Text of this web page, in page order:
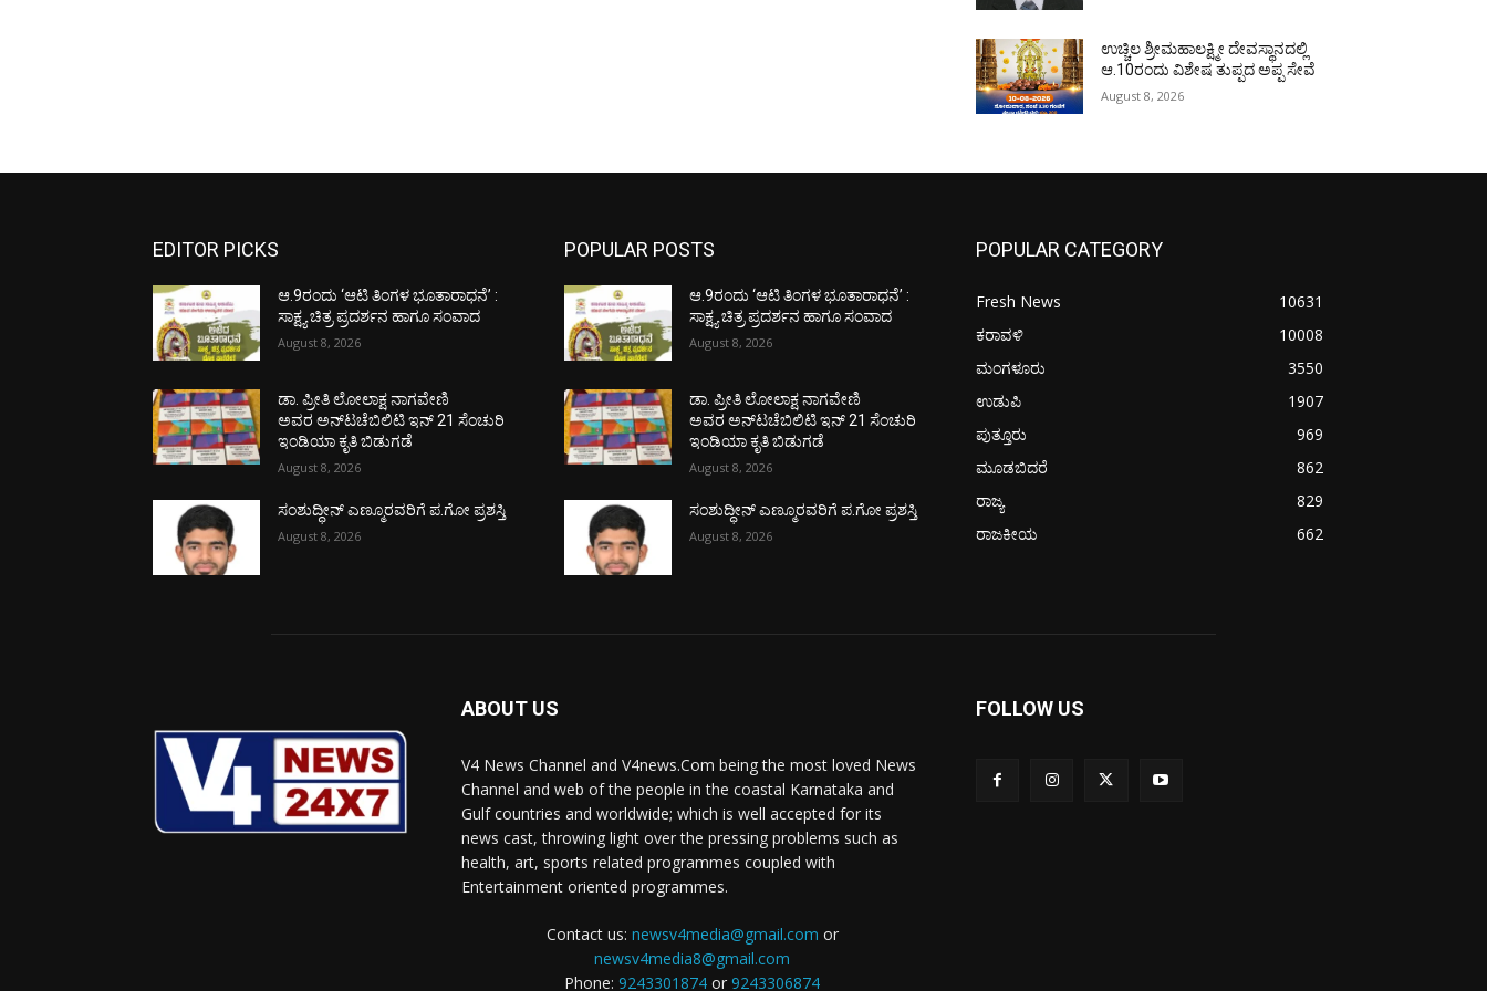
ಉಚ್ಚಿಲ ಶ್ರೀಮಹಾಲಕ್ಷ್ಮೀ ದೇವಸ್ಥಾನದಲ್ಲಿ
ಆ.10ರಂದು ವಿಶೇಷ ತುಪ್ಪದ ಅಪ್ಪ ಸೇವೆ
August 8, 2026
EDITOR PICKS
ಆ.9ರಂದು ‘ಆಟಿ ತಿಂಗಳ ಭೂತಾರಾಧನೆ’ :
ಸಾಕ್ಷ್ಯ ಚಿತ್ರ ಪ್ರದರ್ಶನ ಹಾಗೂ ಸಂವಾದ
August 8, 2026
ಡಾ. ಪ್ರೀತಿ ಲೋಲಾಕ್ಷ ನಾಗವೇಣಿ
ಅವರ ಅನ್‌ಟಚೆಬಿಲಿಟಿ ಇನ್ 21 ಸೆಂಚುರಿ
ಇಂಡಿಯಾ ಕೃತಿ ಬಿಡುಗಡೆ
August 8, 2026
ಸಂಶುದ್ಧೀನ್ ಎಣ್ಮೂರವರಿಗೆ ಪ.ಗೋ ಪ್ರಶಸ್ತಿ
August 8, 2026
POPULAR POSTS
ಆ.9ರಂದು ‘ಆಟಿ ತಿಂಗಳ ಭೂತಾರಾಧನೆ’ :
ಸಾಕ್ಷ್ಯ ಚಿತ್ರ ಪ್ರದರ್ಶನ ಹಾಗೂ ಸಂವಾದ
August 8, 2026
ಡಾ. ಪ್ರೀತಿ ಲೋಲಾಕ್ಷ ನಾಗವೇಣಿ
ಅವರ ಅನ್‌ಟಚೆಬಿಲಿಟಿ ಇನ್ 21 ಸೆಂಚುರಿ
ಇಂಡಿಯಾ ಕೃತಿ ಬಿಡುಗಡೆ
August 8, 2026
ಸಂಶುದ್ಧೀನ್ ಎಣ್ಮೂರವರಿಗೆ ಪ.ಗೋ ಪ್ರಶಸ್ತಿ
August 8, 2026
POPULAR CATEGORY
Fresh News
10631
ಕರಾವಳಿ
10008
ಮಂಗಳೂರು
3550
ಉಡುಪಿ
1907
ಪುತ್ತೂರು
969
ಮೂಡಬಿದರೆ
862
ರಾಜ್ಯ
829
ರಾಜಕೀಯ
662
ABOUT US
V4 News Channel and V4news.Com being the most loved News
Channel and web of the people in the coastal Karnataka and
Gulf countries and worldwide; which is well accepted for its
news cast, throwing light over the pressing problems such as
health, art, sports related programmes coupled with
Entertainment oriented programmes.
Contact us: newsv4media@gmail.com or
newsv4media8@gmail.com
Phone: 9243301874 or 9243306874
FOLLOW US